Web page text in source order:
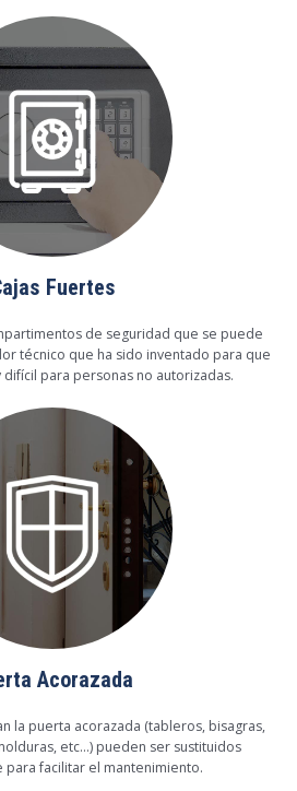
Fuertes
de seguridad que se puede
técnico que ha sido inventado para que
difícil para personas no autorizadas.
Acorazada
la puerta acorazada (tableros, bisagras,
etc…) pueden ser sustituidos
para facilitar el mantenimiento.